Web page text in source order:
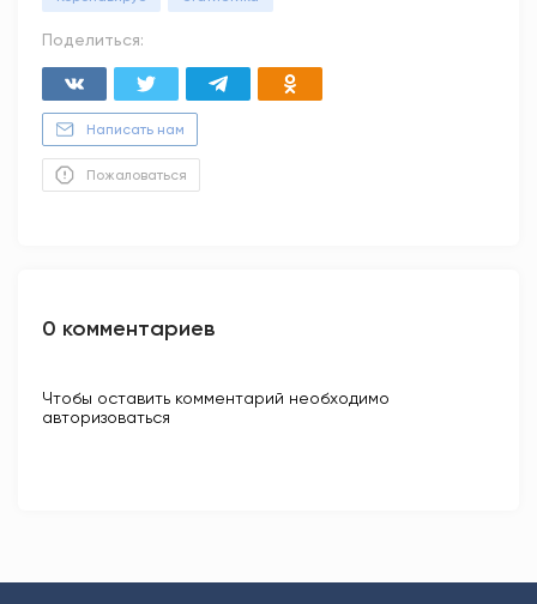
Поделиться:
Написать нам
Пожаловаться
0 комментариев
Чтобы оставить комментарий необходимо
авторизоваться